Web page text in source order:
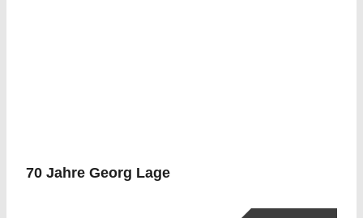
70 Jahre Georg Lage